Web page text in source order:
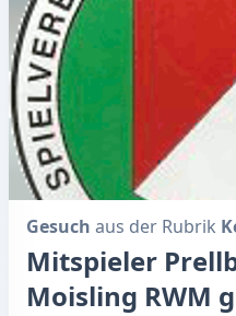
Gesuch aus der Rubrik
Mitspieler
Moisling RWM